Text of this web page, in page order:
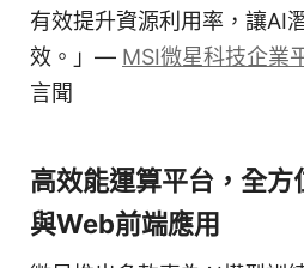
有效提升資源利用率，讓AI
效。」— MSI微星科技企業
言聞
高效能運算平台，全方
與Web前端應用